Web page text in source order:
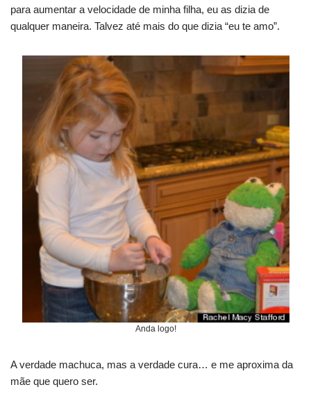
para aumentar a velocidade de minha filha, eu as dizia de
qualquer maneira. Talvez até mais do que dizia “eu te amo”.
Anda logo!
A verdade machuca, mas a verdade cura… e me aproxima da
mãe que quero ser.